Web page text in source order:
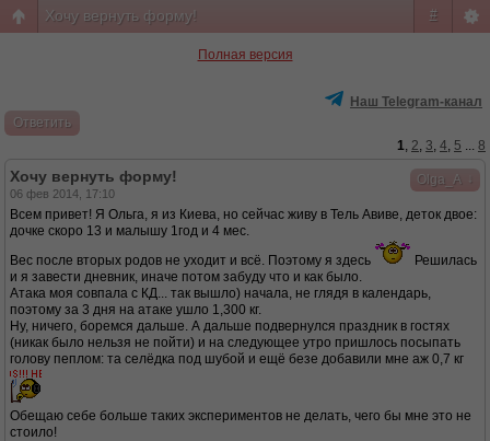
#
Хочу вернуть форму!
Полная версия
Наш Telegram-канал
Ответить
1, 2, 3, 4, 5 ... 8
Olga_A
Хочу вернуть форму!
06 фев 2014, 17:10
Всем привет! Я Ольга, я из Киева, но сейчас живу в Тель Авиве, деток двое:
дочке скоро 13 и малышу 1год и 4 мес.
Вес после вторых родов не уходит и всё. Поэтому я здесь
Решилась
и я завести дневник, иначе потом забуду что и как было.
Атака моя совпала с КД... так вышло) начала, не глядя в календарь,
поэтому за 3 дня на атаке ушло 1,300 кг.
Ну, ничего, боремся дальше. А дальше подвернулся праздник в гостях
(никак было нельзя не пойти) и на следующее утро пришлось посыпать
голову пеплом: та селёдка под шубой и ещё безе добавили мне аж 0,7 кг
Обещаю себе больше таких экспериментов не делать, чего бы мне это не
стоило!